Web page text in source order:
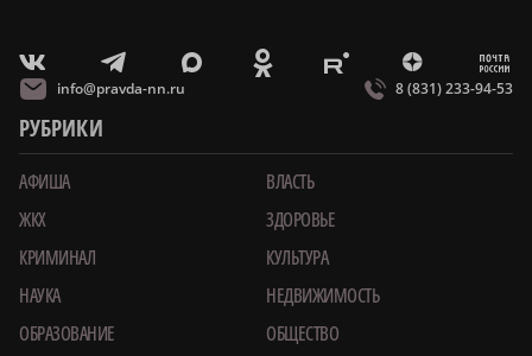
V T X O E Z m
info@pravda-nn.ru 8 (831) 233-94-53
РУБРИКИ
АФИША
ВЛАСТЬ
ЖКХ
ЗДОРОВЬЕ
КРИМИНАЛ
КУЛЬТУРА
НАУКА
НЕДВИЖИМОСТЬ
ОБРАЗОВАНИЕ
ОБЩЕСТВО